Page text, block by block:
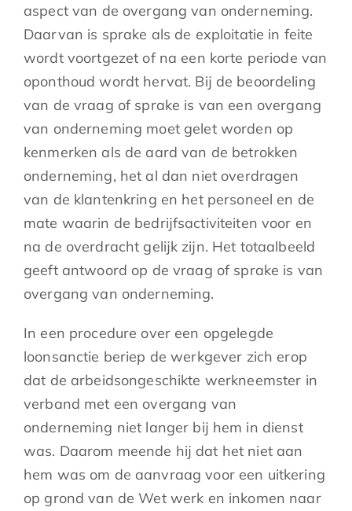
aspect van de overgang van onderneming.
Daarvan is sprake als de exploitatie in feite
wordt voortgezet of na een korte periode van
oponthoud wordt hervat. Bij de beoordeling
van de vraag of sprake is van een overgang
van onderneming moet gelet worden op
kenmerken als de aard van de betrokken
onderneming, het al dan niet overdragen
van de klantenkring en het personeel en de
mate waarin de bedrijfsactiviteiten voor en
na de overdracht gelijk zijn. Het totaalbeeld
geeft antwoord op de vraag of sprake is van
overgang van onderneming.
In een procedure over een opgelegde
loonsanctie beriep de werkgever zich erop
dat de arbeidsongeschikte werkneemster in
verband met een overgang van
onderneming niet langer bij hem in dienst
was. Daarom meende hij dat het niet aan
hem was om de aanvraag voor een uitkering
op grond van de Wet werk en inkomen naar